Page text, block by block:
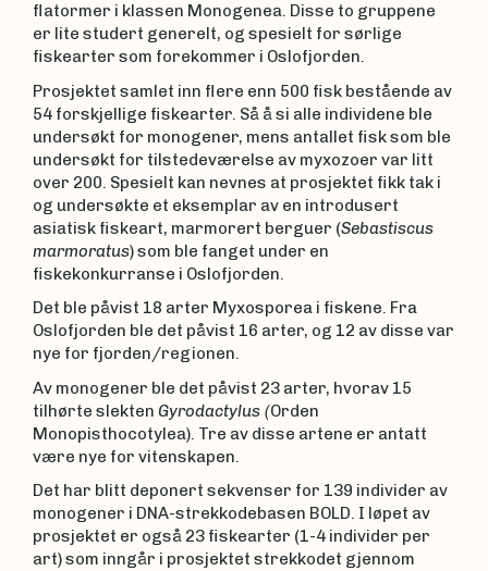
flatormer i klassen Monogenea. Disse to gruppene
er lite studert generelt, og spesielt for sørlige
fiskearter som forekommer i Oslofjorden.
Prosjektet samlet inn flere enn 500 fisk bestående av
54 forskjellige fiskearter. Så å si alle individene ble
undersøkt for monogener, mens antallet fisk som ble
undersøkt for tilstedeværelse av myxozoer var litt
over 200. Spesielt kan nevnes at prosjektet fikk tak i
og undersøkte et eksemplar av en introdusert
asiatisk fiskeart, marmorert berguer (Sebastiscus
marmoratus) som ble fanget under en
fiskekonkurranse i Oslofjorden.
Det ble påvist 18 arter Myxosporea i fiskene. Fra
Oslofjorden ble det påvist 16 arter, og 12 av disse var
nye for fjorden/regionen.
Av monogener ble det påvist 23 arter, hvorav 15
tilhørte slekten Gyrodactylus (Orden
Monopisthocotylea). Tre av disse artene er antatt
være nye for vitenskapen.
Det har blitt deponert sekvenser for 139 individer av
monogener i DNA-strekkodebasen BOLD. I løpet av
prosjektet er også 23 fiskearter (1-4 individer per
art) som inngår i prosjektet strekkodet gjennom